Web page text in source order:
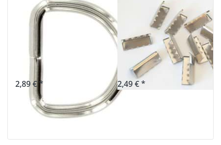
25mm D-Ringe
geschweißt aus
Stahl, vernickelt,
10 Stück
2,89 € *
Gurtbandende
aus Metall -
30mm breit -
Farbe: silber -
10 Stück
2,49 € *